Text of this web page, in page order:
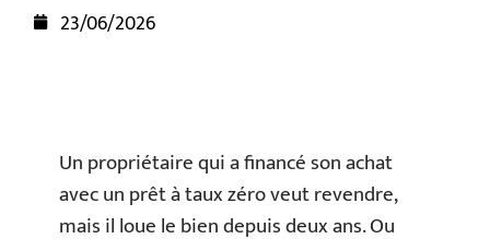
23/06/2026
Un propriétaire qui a financé son achat
avec un prêt à taux zéro veut revendre,
mais il loue le bien depuis deux ans. Ou